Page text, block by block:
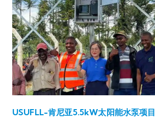
USUFLL-肯尼亚5.5kW太阳能水泵项目